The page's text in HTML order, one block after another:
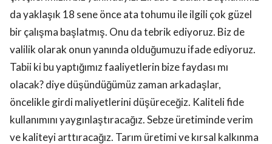
da yaklaşık 18 sene önce ata tohumu ile ilgili çok güzel
bir çalışma başlatmış. Onu da tebrik ediyoruz. Biz de
valilik olarak onun yanında olduğumuzu ifade ediyoruz.
Tabii ki bu yaptığımız faaliyetlerin bize faydası mı
olacak? diye düşündüğümüz zaman arkadaşlar,
öncelikle girdi maliyetlerini düşüreceğiz. Kaliteli fide
kullanımını yaygınlaştıracağız. Sebze üretiminde verim
ve kaliteyi arttıracağız. Tarım üretimi ve kırsal kalkınma